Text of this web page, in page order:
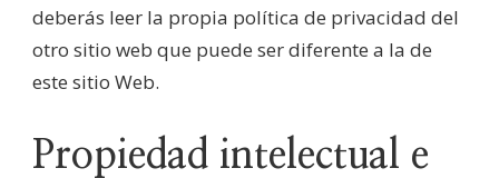
deberás leer la propia política de privacidad del
otro sitio web que puede ser diferente a la de
este sitio Web.
Propiedad intelectual e